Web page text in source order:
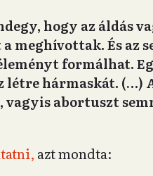
hogy az áldás
meghívottak. És az
formálhat.
létre hármaskát. (…)
vagyis abortuszt
azt mondta: